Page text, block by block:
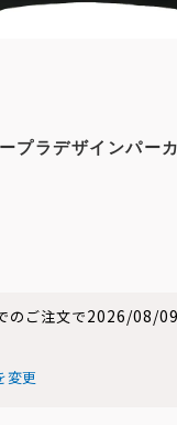
プラデザインパー
のご注文で2026/08/09
変更